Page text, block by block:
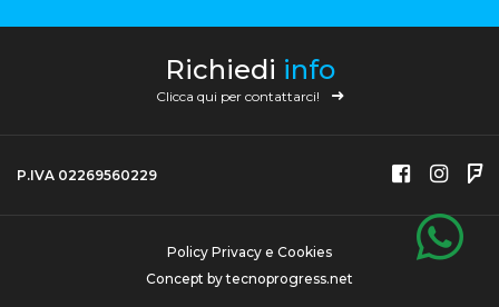
Richiedi info
Clicca qui per contattarci!
P.IVA 02269560229
Policy Privacy e Cookies
Concept bytecnoprogress.net